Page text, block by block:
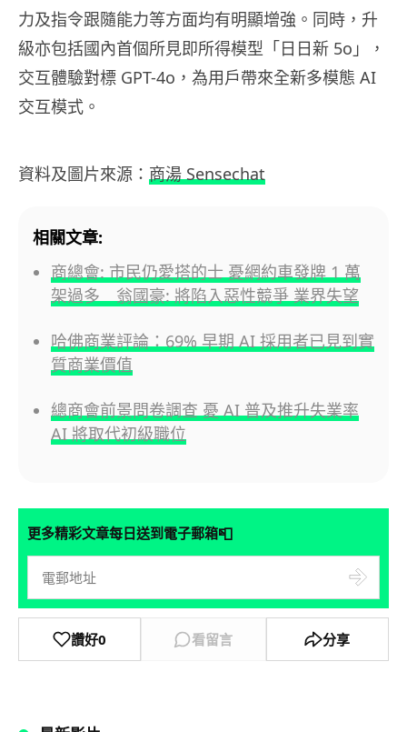
力及指令跟隨能力等方面均有明顯增強。同時，升
級亦包括國內首個所見即所得模型「日日新 5o」，
交互體驗對標 GPT-4o，為用戶帶來全新多模態 AI
交互模式。
資料及圖片來源： 商湯 Sensechat
相關文章:
商總會: 市民仍愛搭的士 憂網約車發牌 1 萬
架過多 翁國豪: 將陷入惡性競爭 業界失望
哈佛商業評論：69% 早期 AI 採用者已見到實
質商業價值
總商會前景問卷調查 憂 AI 普及推升失業率
AI 將取代初級職位
更多精彩文章每日送到電子郵箱📮
讚好0 看留言 分享